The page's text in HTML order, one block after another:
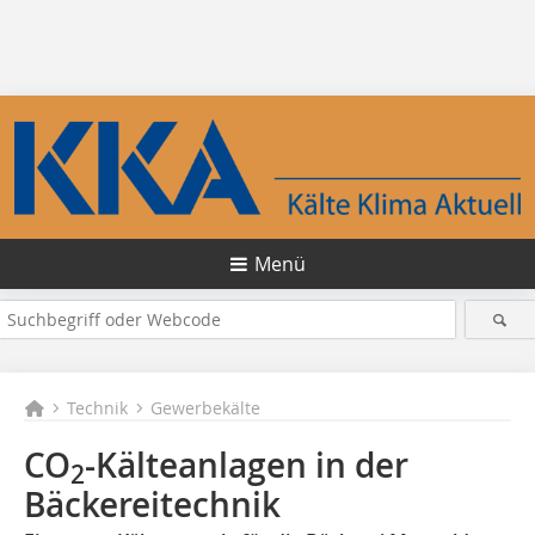
Menü
Technik Gewerbekälte
CO2-Kälteanlagen in der
Bäckereitechnik